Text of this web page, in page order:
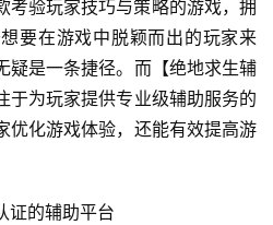
考验玩家技巧与策略的游戏，拥
要在游戏中脱颖而出的玩家来
疑是一条捷径。而【绝地求生辅
于为玩家提供专业级辅助服务的
优化游戏体验，还能有效提高游
证的辅助平台